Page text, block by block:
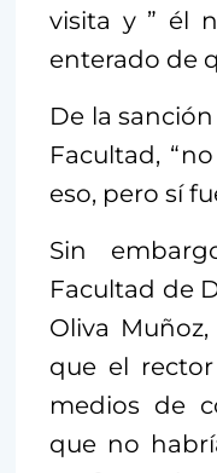
visita y ” él
enterado de
De la
Facultad,
eso, pero sí
Sin
Facultad de
Oliva
que el
medios de
que no